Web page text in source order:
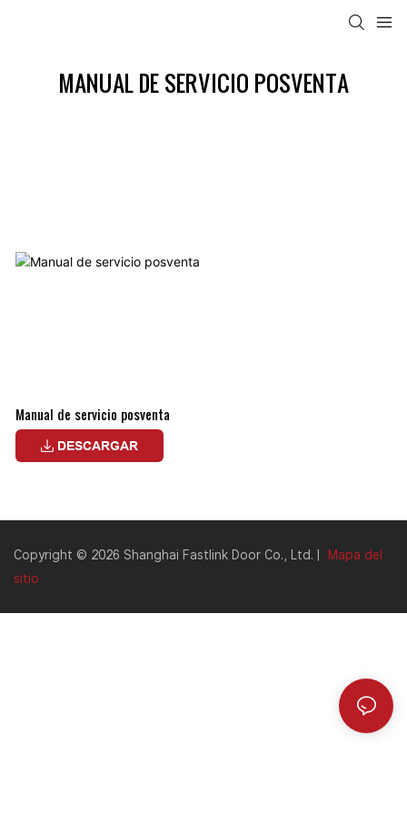
MANUAL DE SERVICIO POSVENTA
Manual de servicio posventa
DESCARGAR
Copyright © 2026 Shanghai Fastlink Door Co., Ltd. |
Mapa del
sitio